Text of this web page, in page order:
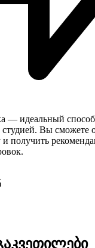
— идеальный способ
Вы сможете
и получить